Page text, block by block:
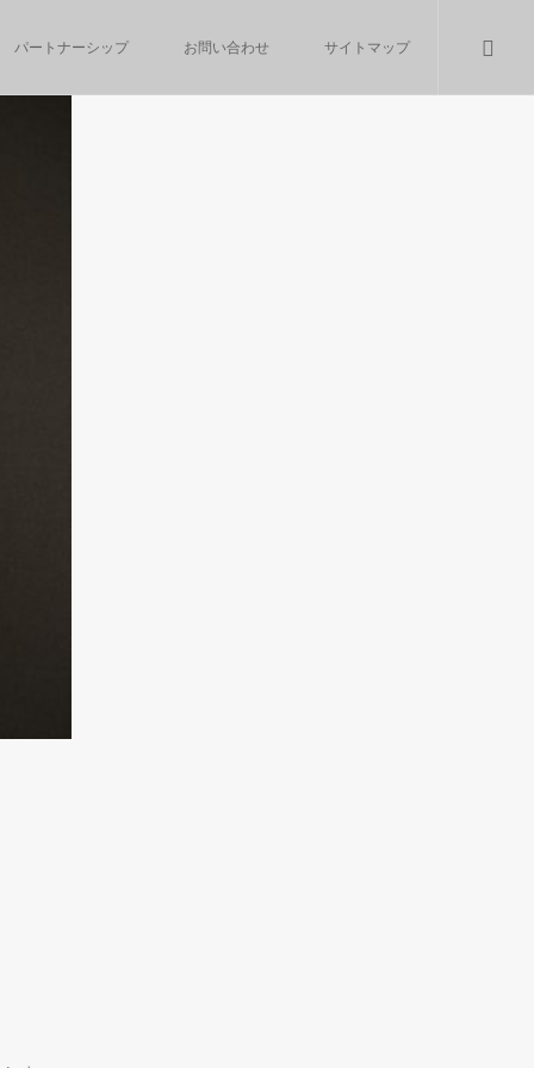
パートナーシップ お問い合わせ サイトマップ